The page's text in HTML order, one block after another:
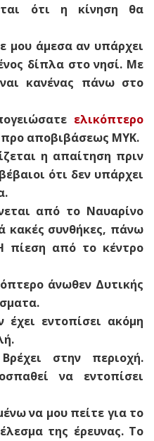
ότι η κίνηση θα
μου άμεσα αν υπάρχει
δίπλα στο νησί. Με
κανένας πάνω στο
ελικόπτερο
προ αποβιβάσεως MYK.
η απαίτηση πριν
ότι δεν υπάρχει
από το Ναυαρίνο
κακές συνθήκες, πάνω
πίεση από το κέντρο
άνωθεν Δυτικής
εντοπίσει ακόμη
στην περιοχή.
να εντοπίσει
να μου πείτε για το
της έρευνας. Το